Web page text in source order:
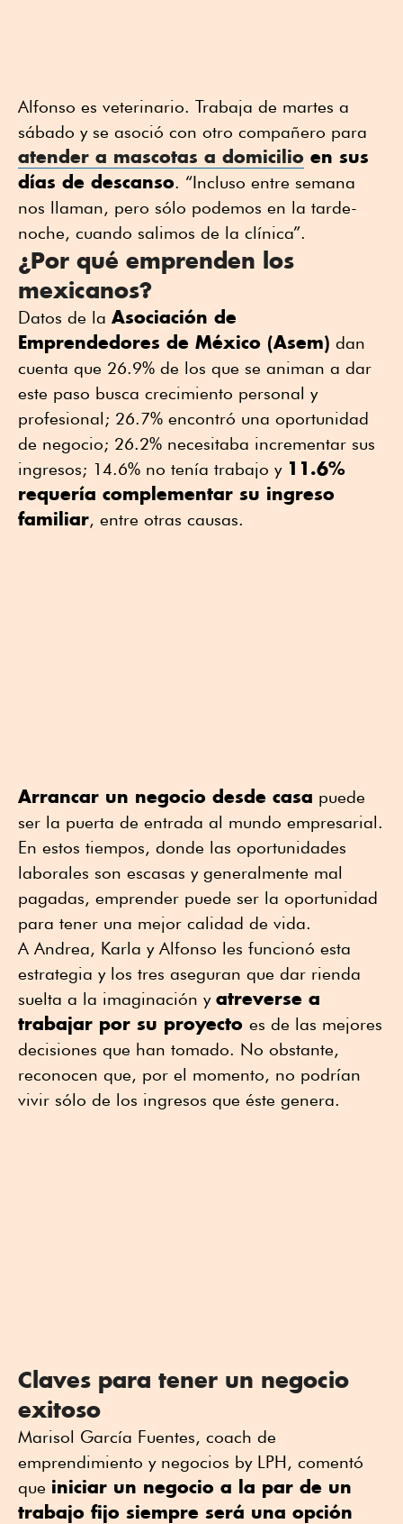
Alfonso es veterinario. Trabaja de martes a
sábado y se asoció con otro compañero para
atender a mascotas a domicilio en sus
días de descanso. “Incluso entre semana
nos llaman, pero sólo podemos en la tarde-
noche, cuando salimos de la clínica”.
¿Por qué emprenden los
mexicanos?
Datos de la Asociación de
Emprendedores de México (Asem) dan
cuenta que 26.9% de los que se animan a dar
este paso busca crecimiento personal y
profesional; 26.7% encontró una oportunidad
de negocio; 26.2% necesitaba incrementar sus
ingresos; 14.6% no tenía trabajo y 11.6%
requería complementar su ingreso
familiar, entre otras causas.
Arrancar un negocio desde casa puede
ser la puerta de entrada al mundo empresarial.
En estos tiempos, donde las oportunidades
laborales son escasas y generalmente mal
pagadas, emprender puede ser la oportunidad
para tener una mejor calidad de vida.
A Andrea, Karla y Alfonso les funcionó esta
estrategia y los tres aseguran que dar rienda
suelta a la imaginación y atreverse a
trabajar por su proyecto es de las mejores
decisiones que han tomado. No obstante,
reconocen que, por el momento, no podrían
vivir sólo de los ingresos que éste genera.
Claves para tener un negocio
exitoso
Marisol García Fuentes, coach de
emprendimiento y negocios by LPH, comentó
que iniciar un negocio a la par de un
trabajo fijo siempre será una opción